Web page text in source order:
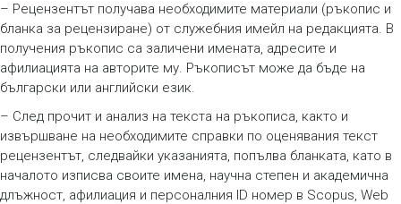
– Рецензентът получава необходимите материали (ръкопис и
бланка за рецензиране) от служебния имейл на редакцията. В
получения ръкопис са заличени имената, адресите и
афилиацията на авторите му. Ръкописът може да бъде на
български или английски език.
– След прочит и анализ на текста на ръкописа, както и
извършване на необходимите справки по оценявания текст
рецензентът, следвайки указанията, попълва бланката, като в
началото изписва своите имена, научна степен и академична
длъжност, афилиация и персоналния ID номер в Scopus, Web